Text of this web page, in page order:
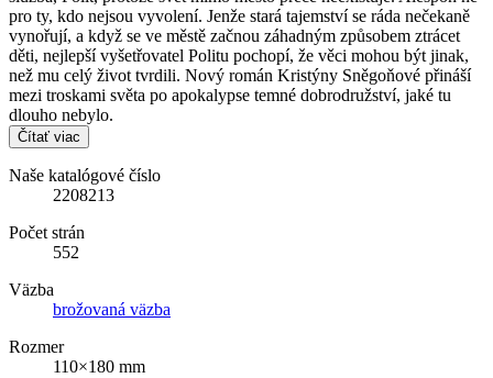
pro ty, kdo nejsou vyvolení. Jenže stará tajemství se ráda nečekaně
vynořují, a když se ve městě začnou záhadným způsobem ztrácet
děti, nejlepší vyšetřovatel Politu pochopí, že věci mohou být jinak,
než mu celý život tvrdili. Nový román Kristýny Sněgoňové přináší
mezi troskami světa po apokalypse temné dobrodružství, jaké tu
dlouho nebylo.
Čítať viac
Naše katalógové číslo
2208213
Počet strán
552
Väzba
brožovaná väzba
Rozmer
110×180 mm